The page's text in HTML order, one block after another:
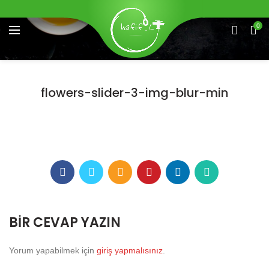
0
flowers-slider-3-img-blur-min
BIR CEVAP YAZIN
Yorum yapabilmek için giriş yapmalısınız.